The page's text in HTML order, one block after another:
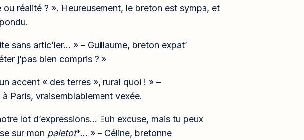
réalité ? ». Heureusement, le breton est sympa, et
sans artic’ler… » – Guillaume, breton expat’
j’pas bien compris ? »
accent « des terres », rural quoi ! » –
Paris, vraisemblablement vexée.
lot d’expressions… Euh excuse, mais tu peux
sur mon paletot*… » – Céline, bretonne